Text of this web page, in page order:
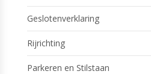
Geslotenverklaring
Rijrichting
Parkeren en Stilstaan